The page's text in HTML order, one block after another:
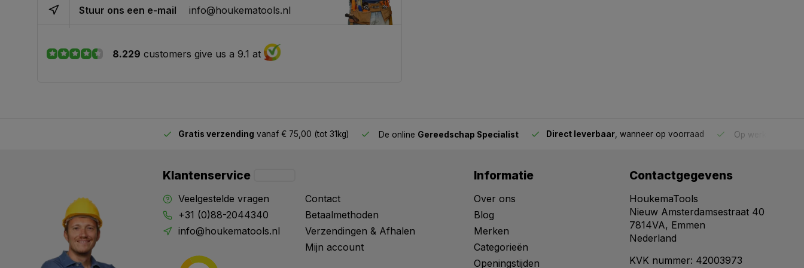
Stuur ons een e-mail info@houkematools.nl
8.229 customers give us a 9.1 at
Gratis verzending vanaf € 75,00 (tot 31kg) De online Gereedschap Specialist Direct leverbaar , wanneer op voorraad Op werkdagen
Klantenservice
Veelgestelde vragen
+31 (0)88-2044340
info@houkematools.nl
Contact
Betaalmethoden
Verzendingen & Afhalen
Mijn account
Informatie
Over ons
Blog
Merken
Categorieën
Openingstijden
Contactgegevens
HoukemaTools
Nieuw Amsterdamsestraat 40
7814VA, Emmen
Nederland
KVK nummer: 42003973